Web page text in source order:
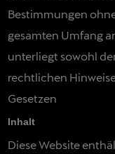
Bestimmungen
gesamten Umfang
unterliegt sowohl
rechtlichen
Gesetzen
Inhalt
Diese Website